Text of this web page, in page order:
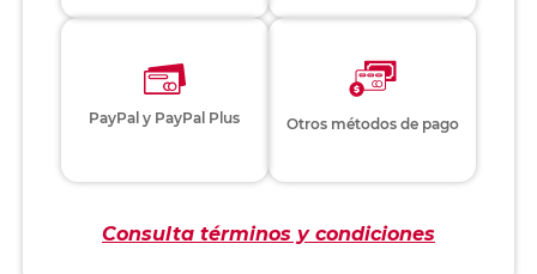
PayPal y PayPal Plus Otros métodos de pago
Consulta términos y condiciones